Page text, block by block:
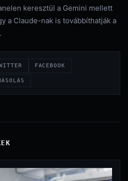
keresztül a Gemini mellett
a Claude-nak is továbbíthatják a
FACEBOOK